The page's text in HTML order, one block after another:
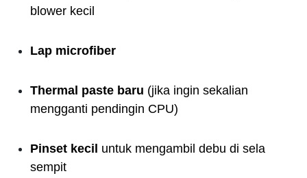
blower kecil
Lap microfiber
Thermal paste baru (jika ingin sekalian
mengganti pendingin CPU)
Pinset kecil untuk mengambil debu di sela
sempit